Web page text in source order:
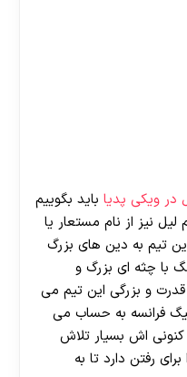
در ویکی پدیا باید بگوییم
نیز از نام مستعار یا
تیم به دین های بزرگ
با چثه ای بزرگ و
و بزرگی این تیم می
فرانسه به حساب می
اش بسیار تلاش
رفتن دارد تا به